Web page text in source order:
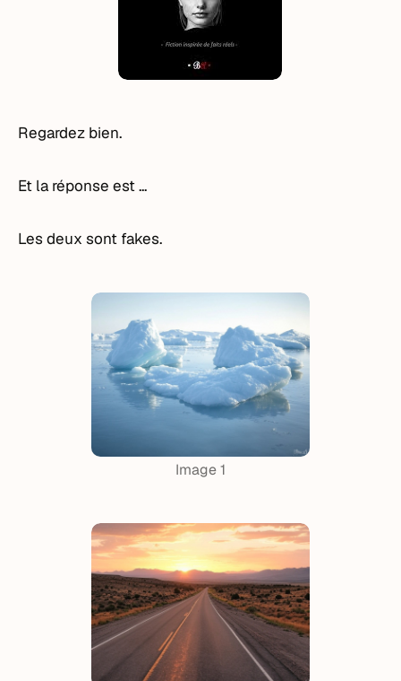
Regardez bien.
Et la réponse est ...
Les deux sont fakes.
Image 1